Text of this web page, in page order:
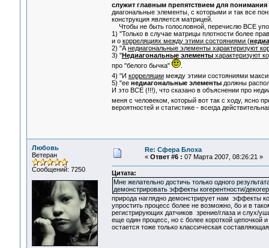
служит главным препятствием для понимания
диагональные элементы, с которыми и так все
конструкция является матрицей.
Чтобы не быть голословной, перечислю ВСЕ
1) "Только в случае матрицы плотности более
и о корреляциях между этими состояниями (
2) "А недиагональные элементы характеризуют
3) "Недиагональные элементыхарактеризуют
про "белого бычка"
.
4) "И корреляциимежду этими состояниями
5) "ее недиагональные элементыдолжны
И это ВСЕ (!!!), что сказано в объяснении про
меня с человеком, который вот так с ходу, ясно
вероятностей и статистике - всегда
Любовь
Ветеран
Сообщений: 7250
Re: Сфера Блоха
« Ответ #6 : 07 Марта 2007, 08:26:21 »
Цитата:
Мне желательно достичь только одного
демонстрировать эффекты когерентности/
природа наглядно демонстрирует нам эффекты
упростить процесс более не возможно, бо и в
регистрирующих датчиков зрение/глаза и слух/
еще один процесс, но с более короткой цепочкой
остается тоже только классическая